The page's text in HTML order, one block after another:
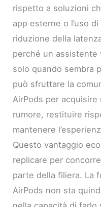
rispetto a soluzioni
app esterne o l’uso
riduzione della
perché un assistente
solo quando sembra
può sfruttare la
AirPods per
rumore, restituire
mantenere
Questo vantaggio
replicare per
parte della filiera. La
AirPods non sta